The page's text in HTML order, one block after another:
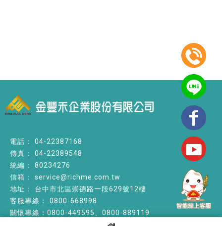
04-22387168
04-22389548
80234276
service@richme.com.tw
台中市北區崇德路一段629號12樓
0800-668998
關懷專線：0800-449595、0800-889119